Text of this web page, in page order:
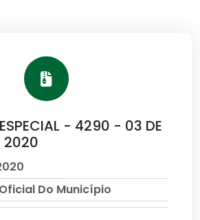
- 4290 - 03 DE
2020
Do Município